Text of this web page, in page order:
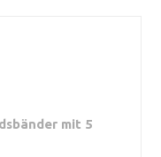
mit 5